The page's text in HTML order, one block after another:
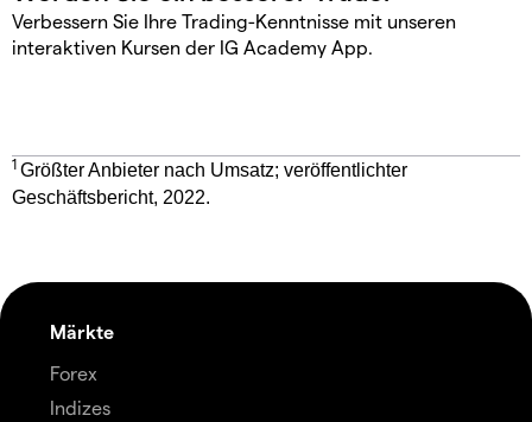
Verbessern Sie Ihre Trading-Kenntnisse mit unseren
interaktiven Kursen der IG Academy App.
1 Größter Anbieter nach Umsatz; veröffentlichter
Geschäftsbericht, 2022.
Märkte
Forex
Indizes